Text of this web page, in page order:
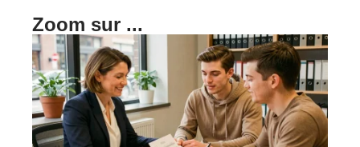
Zoom sur ...